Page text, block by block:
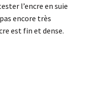
l’encre en suie
encore très
est fin et dense.